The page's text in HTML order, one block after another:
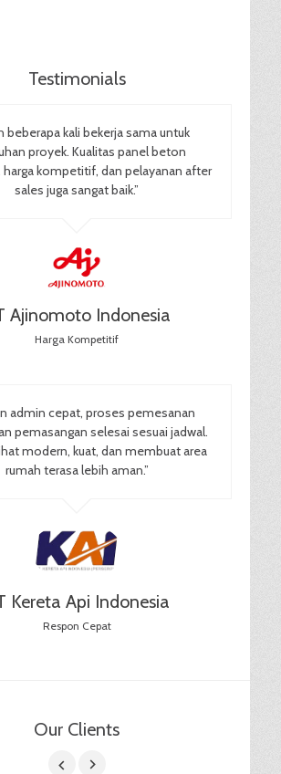
Testimonials
beberapa kali bekerja sama untuk
proyek. Kualitas panel beton
kompetitif, dan pelayanan after
sales juga sangat baik.”
Ajinomoto Indonesia
Harga Kompetitif
admin cepat, proses pemesanan
pemasangan selesai sesuai jadwal.
modern, kuat, dan membuat area
rumah terasa lebih aman.”
Kereta Api Indonesia
Respon Cepat
Our Clients